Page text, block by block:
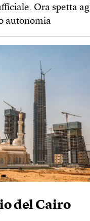
Ora spetta
autonomia
del Cairo